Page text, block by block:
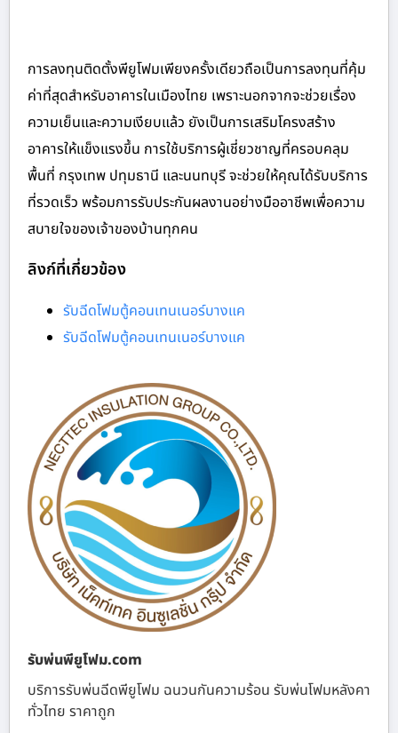
การลงทุนติดตั้งพียูโฟมเพียงครั้งเดียวถือเป็นการลงทุนที่คุ้ม
ค่าที่สุดสำหรับอาคารในเมืองไทย เพราะนอกจากจะช่วยเรื่อง
ความเย็นและความเงียบแล้ว ยังเป็นการเสริมโครงสร้าง
อาคารให้แข็งแรงขึ้น การใช้บริการผู้เชี่ยวชาญที่ครอบคลุม
พื้นที่ กรุงเทพ ปทุมธานี และนนทบุรี จะช่วยให้คุณได้รับบริการ
ที่รวดเร็ว พร้อมการรับประกันผลงานอย่างมืออาชีพเพื่อความ
สบายใจของเจ้าของบ้านทุกคน
ลิงก์ที่เกี่ยวข้อง
รับฉีดโฟมตู้คอนเทนเนอร์บางแค
รับฉีดโฟมตู้คอนเทนเนอร์บางแค
รับพ่นพียูโฟม.com
บริการรับพ่นฉีดพียูโฟม ฉนวนกันความร้อน รับพ่นโฟมหลังคา
ทั่วไทย ราคาถูก